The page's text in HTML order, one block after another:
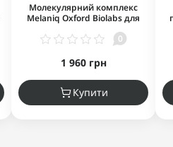
Молекулярний комплекс
Melaniq Oxford Biolabs для
посивіння волосся та бороди
0
1 960 грн
Купити